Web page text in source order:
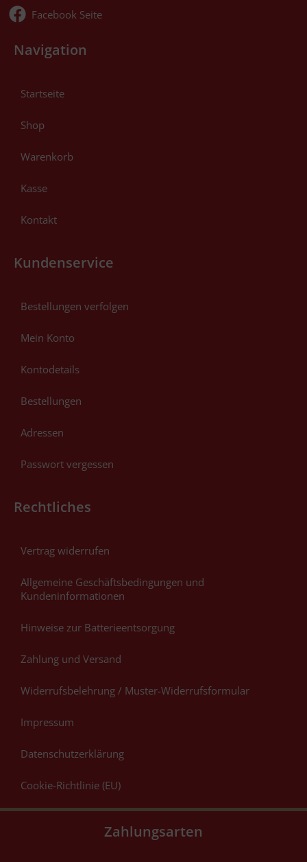
Facebook Seite
Navigation
Startseite
Shop
Warenkorb
Kasse
Kontakt
Kundenservice
Bestellungen verfolgen
Mein Konto
Kontodetails
Bestellungen
Adressen
Passwort vergessen
Rechtliches
Vertrag widerrufen
Allgemeine Geschäftsbedingungen und
Kundeninformationen
Hinweise zur Batterieentsorgung
Zahlung und Versand
Widerrufsbelehrung / Muster-Widerrufsformular
Impressum
Datenschutzerklärung
Cookie-Richtlinie (EU)
Zahlungsarten